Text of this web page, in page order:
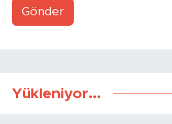
Gönder
Yükleniyor...